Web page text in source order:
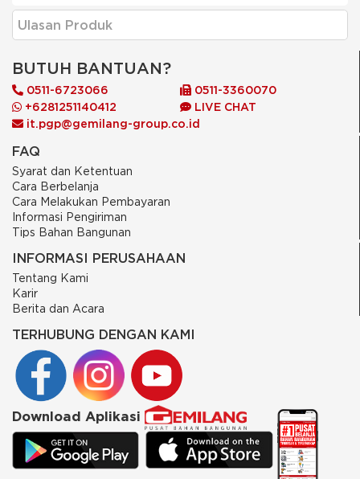
Ulasan Produk
BUTUH BANTUAN?
0511-6723066
0511-3360070
+6281251140412
LIVE CHAT
it.pgp@gemilang-group.co.id
FAQ
Syarat dan Ketentuan
Cara Berbelanja
Cara Melakukan Pembayaran
Informasi Pengiriman
Tips Bahan Bangunan
INFORMASI PERUSAHAAN
Tentang Kami
Karir
Berita dan Acara
TERHUBUNG DENGAN KAMI
Download Aplikasi